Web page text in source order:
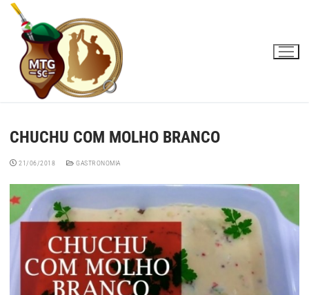
Pular
conteúdo
CHUCHU COM MOLHO BRANCO
21/06/2018 GASTRONOMIA